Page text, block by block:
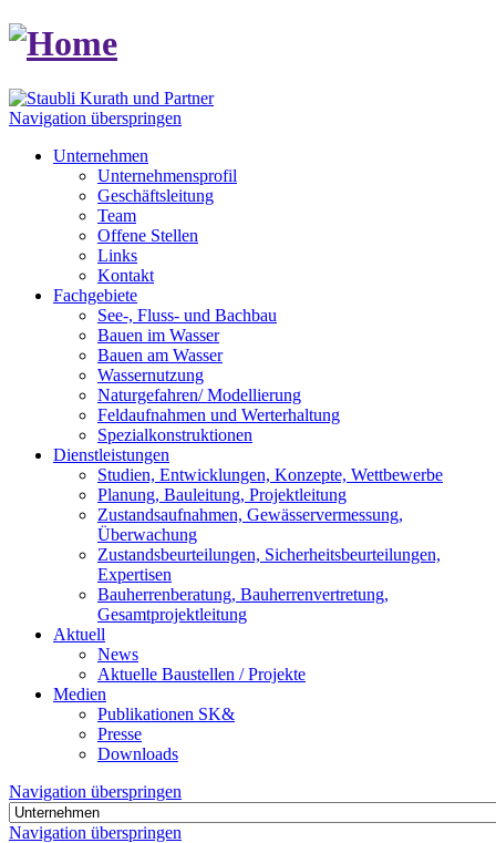
Navigation überspringen
Unternehmen
Unternehmensprofil
Geschäftsleitung
Team
Offene Stellen
Links
Kontakt
Fachgebiete
See-, Fluss- und Bachbau
Bauen im Wasser
Bauen am Wasser
Wassernutzung
Naturgefahren/ Modellierung
Feldaufnahmen und Werterhaltung
Spezialkonstruktionen
Dienstleistungen
Studien, Entwicklungen, Konzepte, Wettbewerbe
Planung, Bauleitung, Projektleitung
Zustandsaufnahmen, Gewässervermessung,
Überwachung
Zustandsbeurteilungen, Sicherheitsbeurteilungen,
Expertisen
Bauherrenberatung, Bauherrenvertretung,
Gesamtprojektleitung
Aktuell
News
Aktuelle Baustellen / Projekte
Medien
Publikationen SK&
Presse
Downloads
Navigation überspringen
Navigation überspringen